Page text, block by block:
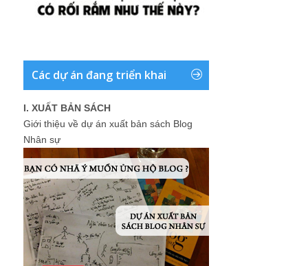
Các dự án đang triển khai
I. XUẤT BẢN SÁCH
Giới thiệu về dự án xuất bản sách Blog
Nhân sự